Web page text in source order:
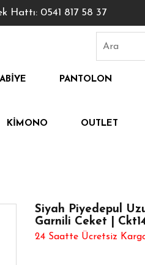
0541 817 58 37
ABIYE PANTOLON
KIMONO OUTLET
Siyah Piyedepul
Garnili Ceket |
24 Saatte Ücretsiz